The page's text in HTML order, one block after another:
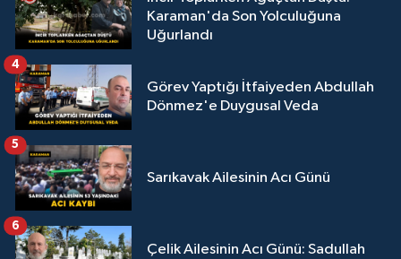
Karaman'da Son Yolculuğuna
Uğurlandı
Görev Yaptığı İtfaiyeden Abdullah
Dönmez'e Duygusal Veda
4
Sarıkavak Ailesinin Acı Günü
5
Çelik Ailesinin Acı Günü: Sadullah
6